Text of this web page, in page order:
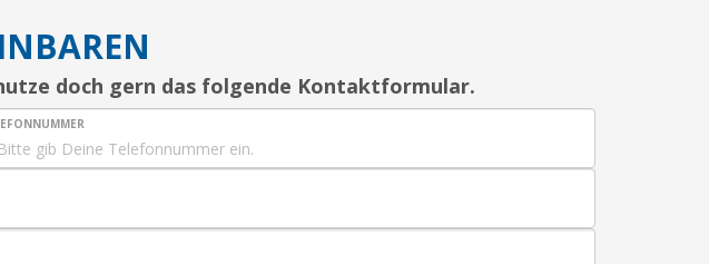
doch gern das folgende Kontaktformular.